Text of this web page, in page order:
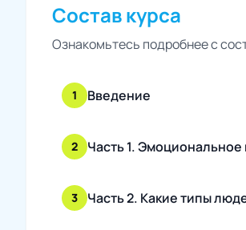
Состав курса
Ознакомьтесь подробнее с
1 Введение
2 Часть 1.
3 Часть 2. Какие типы